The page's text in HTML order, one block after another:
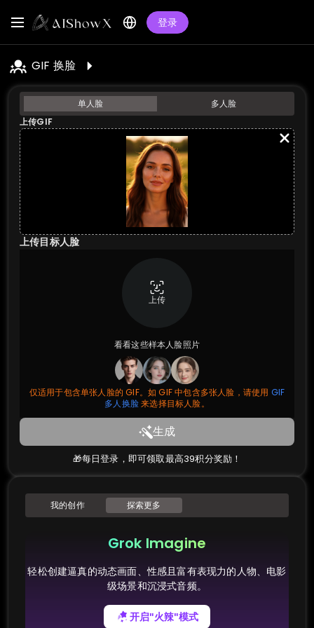
登录
GIF 换脸
单人脸
多人脸
上传GIF
上传目标人脸
上传
看看这些样本人脸照片
仅适用于包含单张人脸的 GIF。如 GIF 中包含多张人脸，请使用 GIF
多人换脸来选择目标人脸。
生成
🎁每日登录，即可领取最高39积分奖励！
我的创作 探索更多
Grok Imagine
轻松创建逼真的动态画面、性感且富有表现力的人物、电影
级场景和沉浸式音频。
开启"火辣"模式